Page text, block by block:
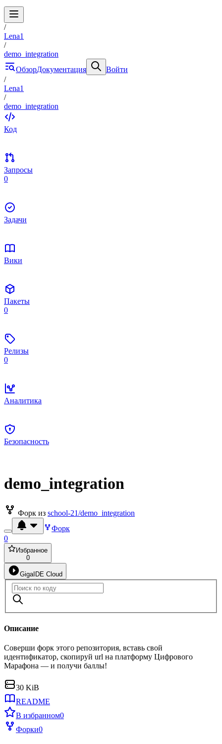
/
Lena1
/
demo_integration
ОбзорДокументация
Войти
/
Lena1
/
demo_integration
Код
Запросы
0
Задачи
Вики
Пакеты
0
Релизы
0
Аналитика
Безопасность
demo_integration
Форк из school-21/demo_integration
Форк
0
Избранное
0
GigaIDE Cloud
Описание
Соверши форк этого репозитория, вставь свой
идентификатор, скопируй url на платформу Цифрового
Марафона — и получи баллы!
30 KiB
README
В избранном0
Форки0